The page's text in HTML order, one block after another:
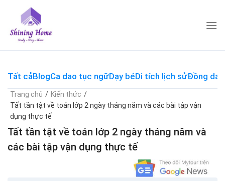
content
Tất cảBlogCa dao tục ngữDạy béDi tích lịch sửĐồng dao
Trang chủ / Kiến thức /
Tất tần tật về toán lớp 2 ngày tháng năm và các bài tập vận
dụng thực tế
Tất tần tật về toán lớp 2 ngày tháng năm và
các bài tập vận dụng thực tế